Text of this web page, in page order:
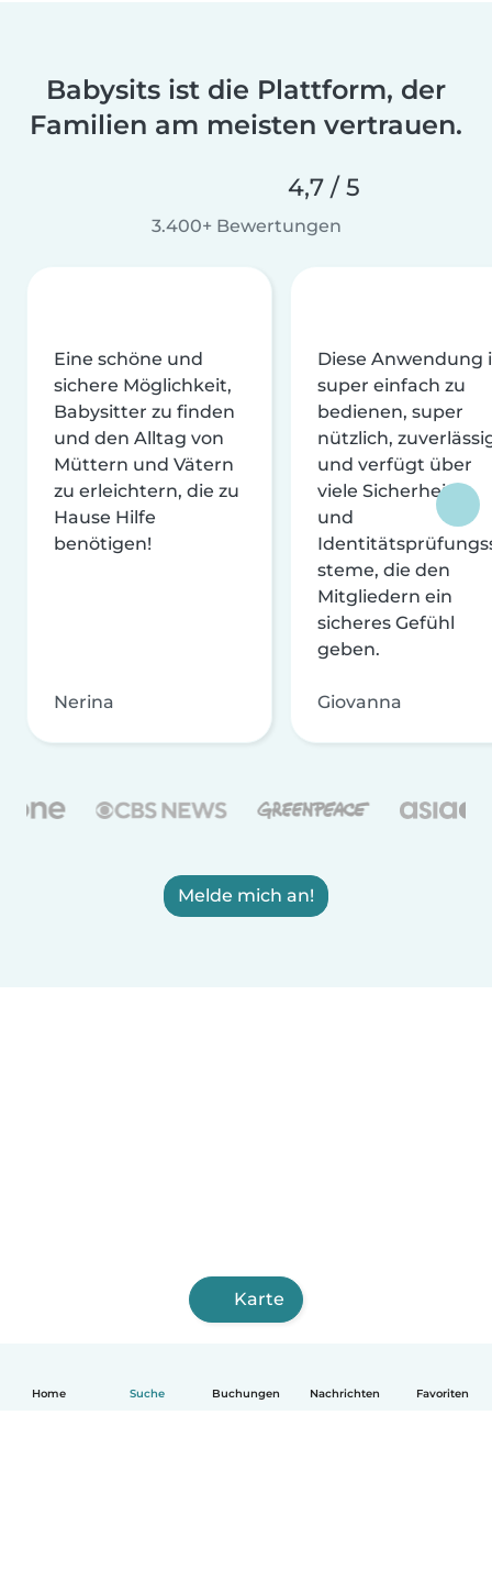
Home Suche Buchungen Nachrichten Favoriten
Babysits ist die Plattform, der
Familien am meisten vertrauen.
4,7 / 5
3.400+ Bewertungen
Eine schöne und
sichere Möglichkeit,
Babysitter zu finden
und den Alltag von
Müttern und Vätern
zu erleichtern, die zu
Hause Hilfe
benötigen!
Nerina
Diese Anwendung
super einfach zu
bedienen, super
nützlich,
und verfügt über
viele Sicherheits-
und
steme, die den
Mitgliedern ein
sicheres Gefühl
geben.
Giovanna
Melde mich an!
Karte